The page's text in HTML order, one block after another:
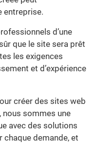
entreprise.
d’une
que le site sera prêt
les exigences
et d’expérience
créer des sites web
, nous sommes une
avec des solutions
chaque demande, et